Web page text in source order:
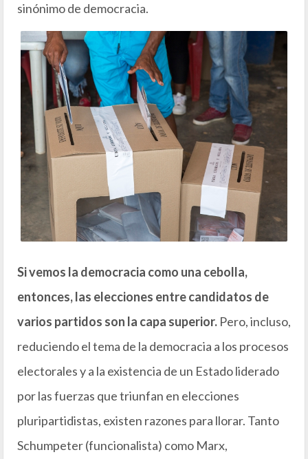
sinónimo de democracia.
Si vemos la democracia como una cebolla,
entonces, las elecciones entre candidatos de
varios partidos son la capa superior. Pero, incluso,
reduciendo el tema de la democracia a los procesos
electorales y a la existencia de un Estado liderado
por las fuerzas que triunfan en elecciones
pluripartidistas, existen razones para llorar. Tanto
Schumpeter (funcionalista) como Marx,